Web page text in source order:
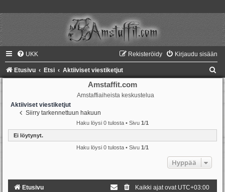
UKK Kirjaudu sisään
Rekisteröidy
Etusivu Etsi Aktiiviset viestiketjut
Amstaffit.com
Amstaffiaiheista keskustelua
Aktiiviset viestiketjut
Siirry tarkennettuun hakuun
Haku löysi 0 tulosta • Sivu 1/1
Ei löytynyt.
Haku löysi 0 tulosta • Sivu 1/1
Hyppää
Etusivu Kaikki ajat ovat UTC+03:00